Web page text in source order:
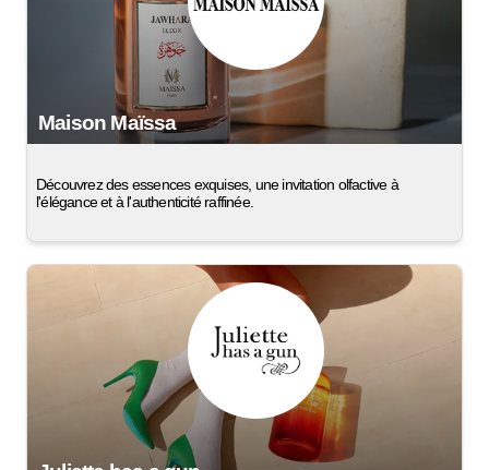
Maison Maïssa
Découvrez des essences exquises, une invitation olfactive à
l'élégance et à l'authenticité raffinée.